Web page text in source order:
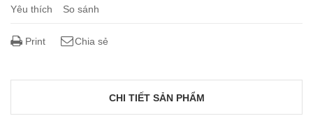
Yêu thích So sánh
Print Chia sẻ
CHI TIẾT SẢN PHẨM